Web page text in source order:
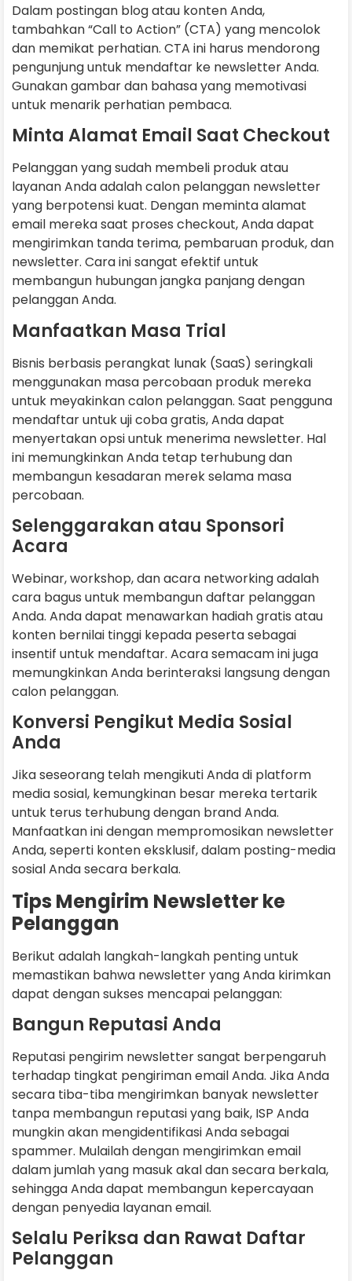
Dalam postingan blog atau konten Anda,
tambahkan “Call to Action” (CTA) yang mencolok
dan memikat perhatian. CTA ini harus mendorong
pengunjung untuk mendaftar ke newsletter Anda.
Gunakan gambar dan bahasa yang memotivasi
untuk menarik perhatian pembaca.
Minta Alamat Email Saat Checkout
Pelanggan yang sudah membeli produk atau
layanan Anda adalah calon pelanggan newsletter
yang berpotensi kuat. Dengan meminta alamat
email mereka saat proses checkout, Anda dapat
mengirimkan tanda terima, pembaruan produk, dan
newsletter. Cara ini sangat efektif untuk
membangun hubungan jangka panjang dengan
pelanggan Anda.
Manfaatkan Masa Trial
Bisnis berbasis perangkat lunak (SaaS) seringkali
menggunakan masa percobaan produk mereka
untuk meyakinkan calon pelanggan. Saat pengguna
mendaftar untuk uji coba gratis, Anda dapat
menyertakan opsi untuk menerima newsletter. Hal
ini memungkinkan Anda tetap terhubung dan
membangun kesadaran merek selama masa
percobaan.
Selenggarakan atau Sponsori
Acara
Webinar, workshop, dan acara networking adalah
cara bagus untuk membangun daftar pelanggan
Anda. Anda dapat menawarkan hadiah gratis atau
konten bernilai tinggi kepada peserta sebagai
insentif untuk mendaftar. Acara semacam ini juga
memungkinkan Anda berinteraksi langsung dengan
calon pelanggan.
Konversi Pengikut Media Sosial
Anda
Jika seseorang telah mengikuti Anda di platform
media sosial, kemungkinan besar mereka tertarik
untuk terus terhubung dengan brand Anda.
Manfaatkan ini dengan mempromosikan newsletter
Anda, seperti konten eksklusif, dalam posting-media
sosial Anda secara berkala.
Tips Mengirim Newsletter ke
Pelanggan
Berikut adalah langkah-langkah penting untuk
memastikan bahwa newsletter yang Anda kirimkan
dapat dengan sukses mencapai pelanggan:
Bangun Reputasi Anda
Reputasi pengirim newsletter sangat berpengaruh
terhadap tingkat pengiriman email Anda. Jika Anda
secara tiba-tiba mengirimkan banyak newsletter
tanpa membangun reputasi yang baik, ISP Anda
mungkin akan mengidentifikasi Anda sebagai
spammer. Mulailah dengan mengirimkan email
dalam jumlah yang masuk akal dan secara berkala,
sehingga Anda dapat membangun kepercayaan
dengan penyedia layanan email.
Selalu Periksa dan Rawat Daftar
Pelanggan